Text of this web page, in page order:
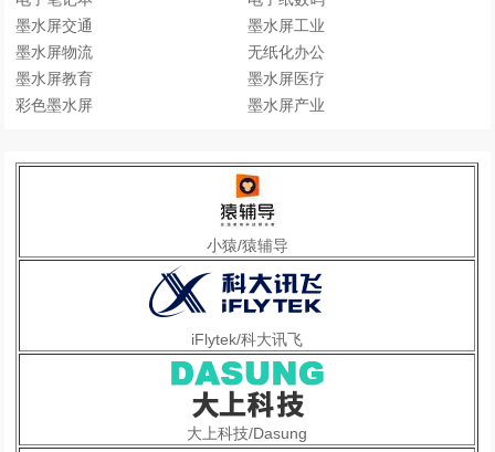
墨水屏交通
墨水屏工业
墨水屏物流
无纸化办公
墨水屏教育
墨水屏医疗
彩色墨水屏
墨水屏产业
小猿/猿辅导
iFlytek/科大讯飞
大上科技/Dasung